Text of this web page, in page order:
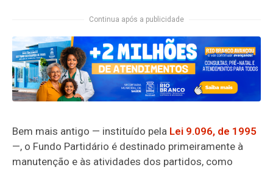
Continua após a publicidade
Bem mais antigo — instituído pela Lei 9.096, de 1995
—, o Fundo Partidário é destinado primeiramente à
manutenção e às atividades dos partidos, como